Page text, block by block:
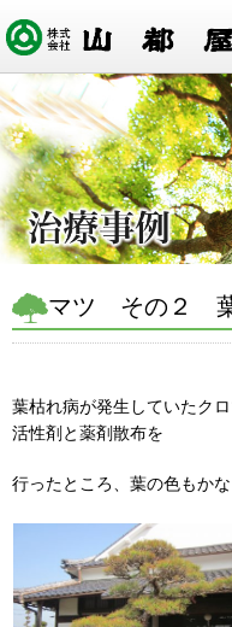
マツ その２ 葉
葉枯れ病が発生していたク
活性剤と薬剤散布を
行ったところ、葉の色もか